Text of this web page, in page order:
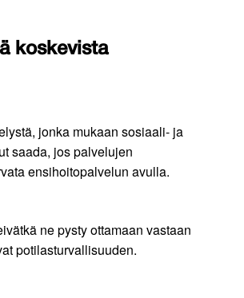
koskevista
jonka mukaan sosiaali- ja
saada, jos palvelujen
ensihoitopalvelun avulla.
ne pysty ottamaan vastaan
potilasturvallisuuden.